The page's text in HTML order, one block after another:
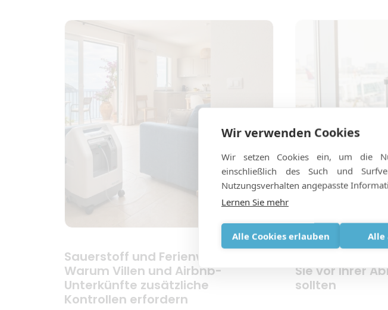
Sauerstoff und Ferienwohnungen:
Warum Villen und Airbnb-
Unterkünfte zusätzliche
Kontrollen erfordern
Sie vor Ihrer
sollten
Wir verwenden Cookies
Wir setzen Cookies ein, um die
einschließlich des Such und
Nutzungsverhalten angepasste
Lernen Sie mehr
Alle Cookies erlauben Alle